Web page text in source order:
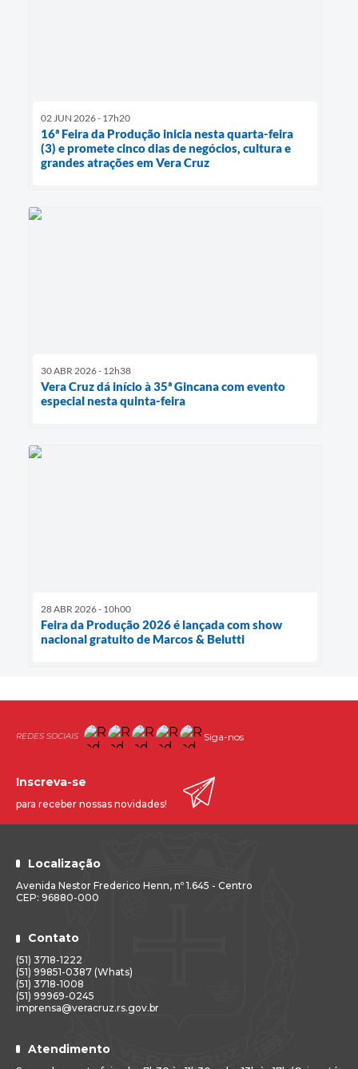
02 JUN 2026 - 17h20
16ª Feira da Produção inicia nesta quarta-feira
(3) e promete cinco dias de negócios, cultura e
grandes atrações em Vera Cruz
30 ABR 2026 - 12h38
Vera Cruz dá início à 35ª Gincana com evento
especial nesta quinta-feira
28 ABR 2026 - 10h00
Feira da Produção 2026 é lançada com show
nacional gratuito de Marcos & Belutti
Siga-nos
Localização
Avenida Nestor Frederico Henn, nº 1.645 - Centro
CEP: 96880-000
Contato
(51) 3718-1222
(51) 99851-0387 (Whats)
(51) 3718-1008
(51) 99969-0245
imprensa@veracruz.rs.gov.br
Atendimento
Inscreva-se
para receber nossas novidades!